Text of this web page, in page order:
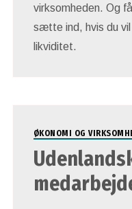
virksomheden. Og
sætte ind, hvis du
likviditet.
ØKONOMI OG